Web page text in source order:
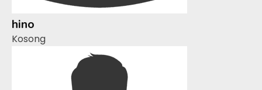
hino
Kosong